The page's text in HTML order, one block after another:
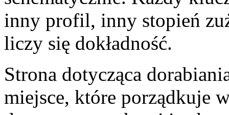
inny profil, inny stopień
liczy się dokładność.
Strona dotycząca
miejsce, które porządkuje